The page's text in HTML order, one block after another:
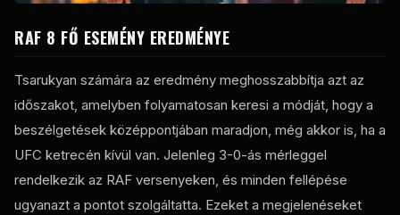
RAF 8 FŐ ESEMÉNY EREDMÉNYE
Tsarukyan számára az eredmény meghosszabbítja azt az
időszakot, amelyben folyamatosan keresi a módját, hogy a
beszélgetések középpontjában maradjon, még akkor is, ha a
UFC ketrecén kívül van. Jelenleg 3-0-ás mérleggel
rendelkezik az RAF versenyeken, és minden fellépése
ugyanazt a pontot szolgáltatta. Ezeket a megjelenéseket